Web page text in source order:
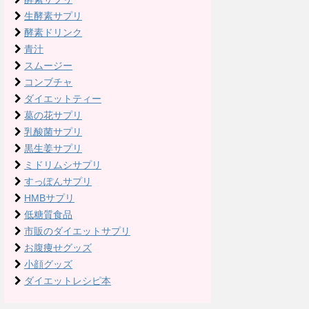
生酵素サプリ
酵素ドリンク
青汁
スムージー
コンブチャ
ダイエットティー
葛の花サプリ
乳酸菌サプリ
黒生姜サプリ
ミドリムシサプリ
すっぽんサプリ
HMBサプリ
低糖質食品
市販のダイエットサプリ
お腹痩せグッズ
小顔グッズ
ダイエットレシピ本